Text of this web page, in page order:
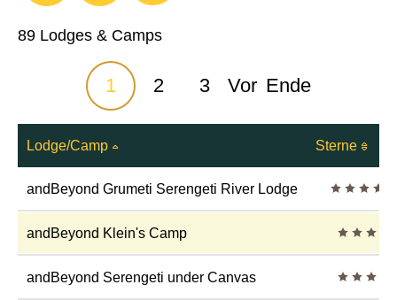
89 Lodges & Camps
1 2 3 Vor Ende
Lodge/Camp Sterne
andBeyond Grumeti Serengeti River Lodge 5 Sterne
andBeyond Klein's Camp 4 Sterne
andBeyond Serengeti under Canvas 4 Sterne